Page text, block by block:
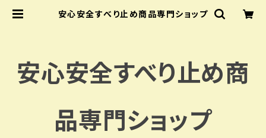
安心安全すべり止め商品専門ショップ
安心安全すべり止め商
品専門ショップ